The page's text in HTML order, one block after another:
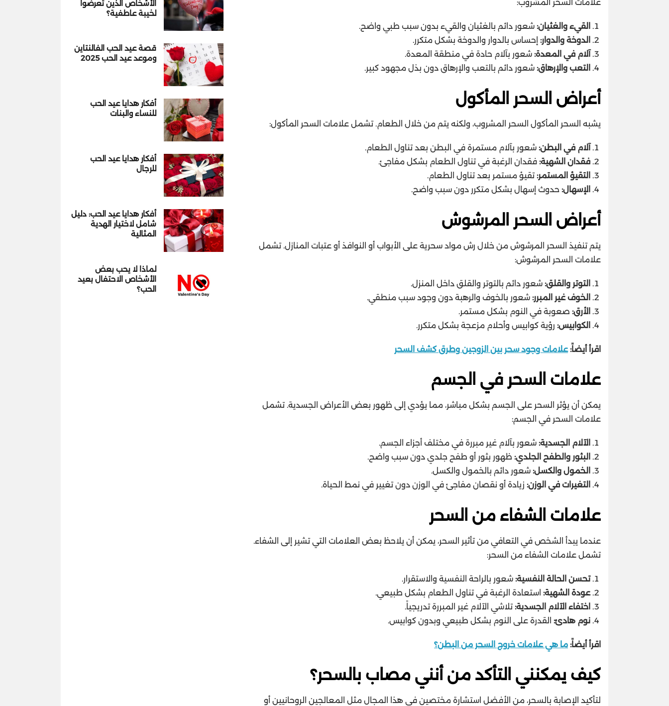
علامات السحر المشروب:
القيء والغثيان:شعور دائم بالغثيان والقيء بدون سبب طبي واضح.
الدوخة والدوار:إحساس بالدوار والدوخة بشكل متكرر.
آلام في المعدة:شعور بآلام حادة في منطقة المعدة.
التعب والإرهاق:شعور دائم بالتعب والإرهاق دون بذل مجهود كبير.
أعراض السحر المأكول
يشبه السحر المأكول السحر المشروب، ولكنه يتم من خلال الطعام. تشمل علامات السحر المأكول:
آلام في البطن:شعور بآلام مستمرة في البطن بعد تناول الطعام.
فقدان الشهية:فقدان الرغبة في تناول الطعام بشكل مفاجئ.
التقيؤ المستمر:تقيؤ مستمر بعد تناول الطعام.
الإسهال:حدوث إسهال بشكل متكرر دون سبب واضح.
أعراض السحر المرشوش
يتم تنفيذ السحر المرشوش من خلال رش مواد سحرية على الأبواب أو النوافذ أو عتبات المنازل. تشمل
علامات السحر المرشوش:
التوتر والقلق:شعور دائم بالتوتر والقلق داخل المنزل.
الخوف غير المبرر:شعور بالخوف والرهبة دون وجود سبب منطقي.
الأرق:صعوبة في النوم بشكل مستمر.
الكوابيس:رؤية كوابيس وأحلام مزعجة بشكل متكرر.
اقرأ أيضاً:علامات وجود سحر بين الزوجين وطرق كشف السحر
علامات السحر في الجسم
يمكن أن يؤثر السحر على الجسم بشكل مباشر، مما يؤدي إلى ظهور بعض الأعراض الجسدية. تشمل
علامات السحر في الجسم:
الآلام الجسدية:شعور بآلام غير مبررة في مختلف أجزاء الجسم.
البثور والطفح الجلدي:ظهور بثور أو طفح جلدي دون سبب واضح.
الخمول والكسل:شعور دائم بالخمول والكسل.
التغيرات في الوزن:زيادة أو نقصان مفاجئ في الوزن دون تغيير في نمط الحياة.
علامات الشفاء من السحر
عندما يبدأ الشخص في التعافي من تأثير السحر، يمكن أن يلاحظ بعض العلامات التي تشير إلى الشفاء.
تشمل علامات الشفاء من السحر:
تحسن الحالة النفسية:شعور بالراحة النفسية والاستقرار.
عودة الشهية:استعادة الرغبة في تناول الطعام بشكل طبيعي.
اختفاء الآلام الجسدية:تلاشي الآلام غير المبررة تدريجياً.
نوم هادئ:القدرة على النوم بشكل طبيعي وبدون كوابيس.
اقرأ أيضاً: ما هي علامات خروج السحر من البطن؟
كيف يمكنني التأكد من أنني مصاب بالسحر؟
لتأكيد الإصابة بالسحر، من الأفضل استشارة مختصين في هذا المجال مثل المعالجين الروحانيين أو
الأشخاص الذين تعرضوا
لخيبة عاطفية؟
قصة عيد الحب الفالنتاين
وموعد عيد الحب 2025
أفكار هدايا عيد الحب
للنساء والبنات
أفكار هدايا عيد الحب
للرجال
أفكار هدايا عيد الحب: دليل
شامل لاختيار الهدية
المثالية
لماذا لا يحب بعض
الأشخاص الاحتفال بعيد
الحب؟